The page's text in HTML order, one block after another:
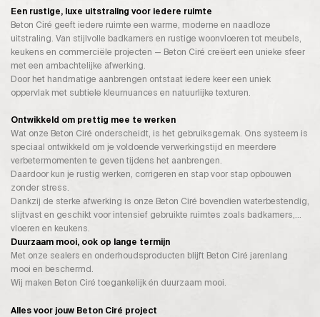
Een rustige, luxe uitstraling voor iedere ruimte
Beton Ciré geeft iedere ruimte een warme, moderne en naadloze
uitstraling. Van stijlvolle badkamers en rustige woonvloeren tot meubels,
keukens en commerciële projecten — Beton Ciré creëert een unieke sfeer
met een ambachtelijke afwerking.
Door het handmatige aanbrengen ontstaat iedere keer een uniek
oppervlak met subtiele kleurnuances en natuurlijke texturen.
Ontwikkeld om prettig mee te werken
Wat onze Beton Ciré onderscheidt, is het gebruiksgemak. Ons systeem is
speciaal ontwikkeld om je voldoende verwerkingstijd en meerdere
verbetermomenten te geven tijdens het aanbrengen.
Daardoor kun je rustig werken, corrigeren en stap voor stap opbouwen
zonder stress.
Dankzij de sterke afwerking is onze Beton Ciré bovendien waterbestendig,
slijtvast en geschikt voor intensief gebruikte ruimtes zoals badkamers,
vloeren en keukens.
Duurzaam mooi, ook op lange termijn
Met onze sealers en onderhoudsproducten blijft Beton Ciré jarenlang
mooi en beschermd.
Wij maken Beton Ciré toegankelijk én duurzaam mooi.
Alles voor jouw Beton Ciré project